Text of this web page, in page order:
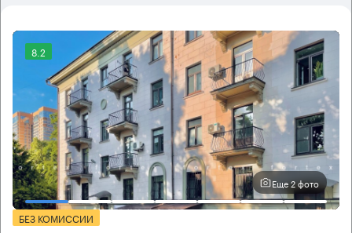
8.2
Еще 2 фото
БЕЗ КОМИССИИ